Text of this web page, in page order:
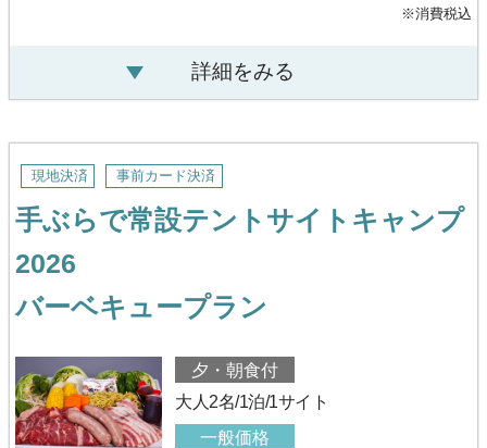
※消費税込
詳細をみる
現地決済 事前カード決済
手ぶらで常設テントサイトキャンプ
2026
バーベキュープラン
夕・朝食付
大人2名/1泊/1サイト
一般価格